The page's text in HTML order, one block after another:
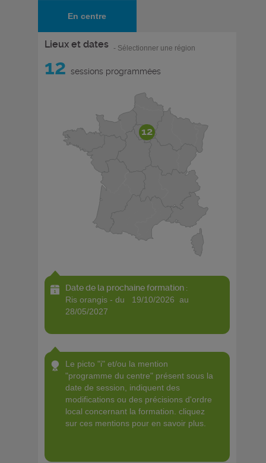
En centre
Lieux et dates - Sélectionner une région
12 sessions programmées
12
Date de la prochaine formation :
ris orangis - du 19/10/2026 au
28/05/2027
le picto "i" et/ou la mention
"programme du centre" présent sous la
date de session, indiquent des
modifications ou des précisions d'ordre
local concernant la formation. cliquez
sur ces mentions pour en savoir plus.